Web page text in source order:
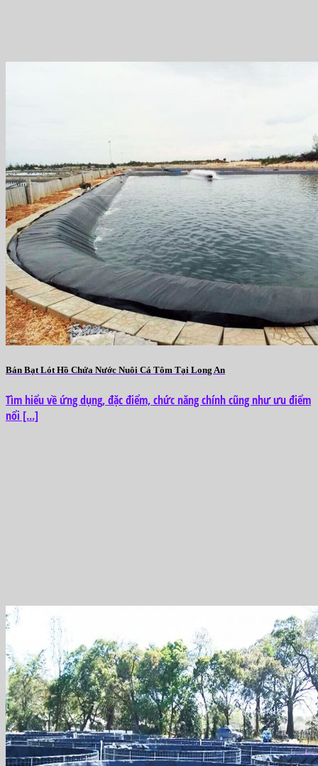
Bán Bạt Lót Hồ Chứa Nước Nuôi Cá Tôm Tại Long An
Tìm hiểu về ứng dụng, đặc điểm, chức năng chính cũng như ưu điểm
nổi [...]